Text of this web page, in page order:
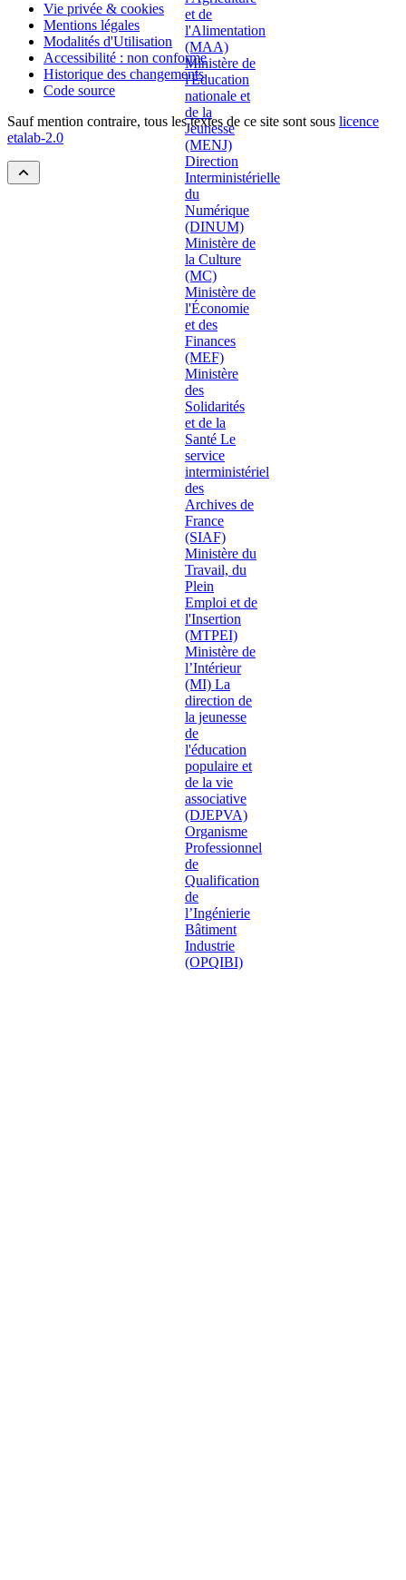
Vie privée & cookies
Mentions légales
Modalités d'Utilisation
Accessibilité : non conforme
Historique des changements
Code source
Sauf mention contraire, tous les textes de ce site sont sous licence
etalab-2.0